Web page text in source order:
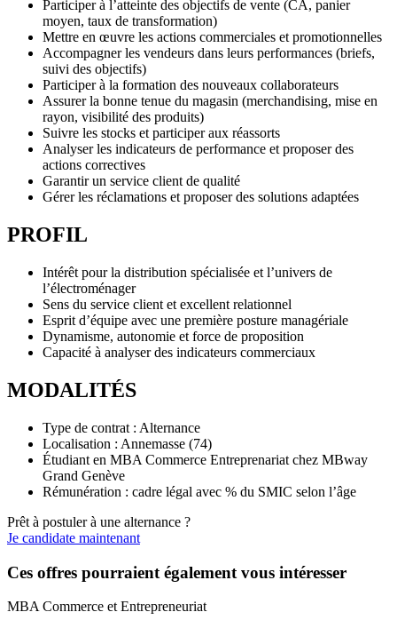
Participer à l’atteinte des objectifs de vente (CA, panier
moyen, taux de transformation)
Mettre en œuvre les actions commerciales et promotionnelles
Accompagner les vendeurs dans leurs performances (briefs,
suivi des objectifs)
Participer à la formation des nouveaux collaborateurs
Assurer la bonne tenue du magasin (merchandising, mise en
rayon, visibilité des produits)
Suivre les stocks et participer aux réassorts
Analyser les indicateurs de performance et proposer des
actions correctives
Garantir un service client de qualité
Gérer les réclamations et proposer des solutions adaptées
PROFIL
Intérêt pour la distribution spécialisée et l’univers de
l’électroménager
Sens du service client et excellent relationnel
Esprit d’équipe avec une première posture managériale
Dynamisme, autonomie et force de proposition
Capacité à analyser des indicateurs commerciaux
MODALITÉS
Type de contrat : Alternance
Localisation : Annemasse (74)
Étudiant en MBA Commerce Entreprenariat chez MBway
Grand Genève
Rémunération : cadre légal avec % du SMIC selon l’âge
Prêt à postuler à une alternance ?
Je candidate maintenant
Ces offres pourraient également vous intéresser
MBA Commerce et Entrepreneuriat